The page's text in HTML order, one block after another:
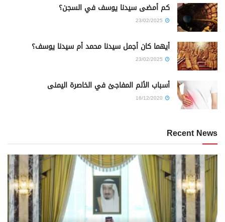
كم أمضى سيدنا يوسف في السجن؟
أيهما كان أجمل سيدنا محمد أم سيدنا يوسف؟
أسباب الألم المفاجئ في الخاصرة اليمنى
Recent News